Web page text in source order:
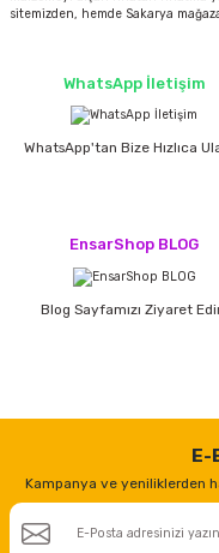
sitemizden, hemde Sakarya
WhatsApp İletişim
WhatsApp'tan Bize Hızlıca
EnsarShop BLOG
Blog Sayfamızı Ziyaret
E-
Kampanya ve yeniliklerden